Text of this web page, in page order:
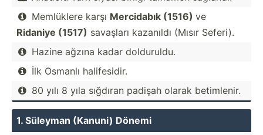
 Memlüklere karşı Mercidabık (1516) ve
Ridaniye (1517) savaşları kazanıldı (Mısır Seferi).
 Hazine ağzına kadar doldur­uldu.
 İlk Osmanlı halife­sidir.
 80 yılı 8 yıla sığdıran padişah olarak betiml­enir.
1. Süleyman (Kanuni) Dönemi